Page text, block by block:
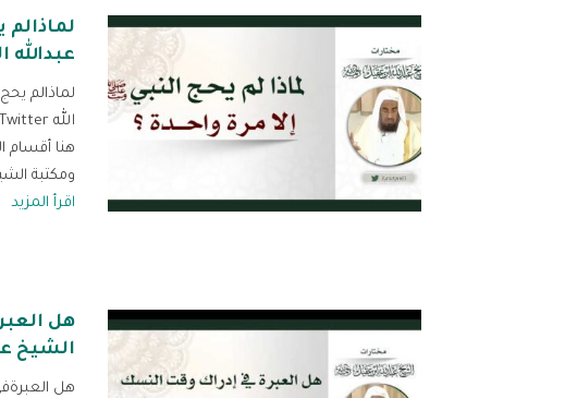
عبدالله
لماذالم
هنا أقسام
ومكتبة
اقرأ المزيد
هل
الشيخ
هل